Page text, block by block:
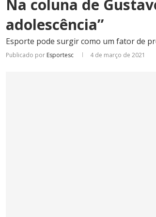
Na coluna de
adolescência”
Esporte pode surgir como um fator de
Publicado por Esportesc 4 de março de 2021